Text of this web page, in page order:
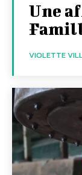
Une
VIOLETTE